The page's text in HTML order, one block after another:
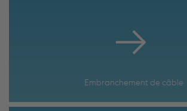
Embranchement de câble